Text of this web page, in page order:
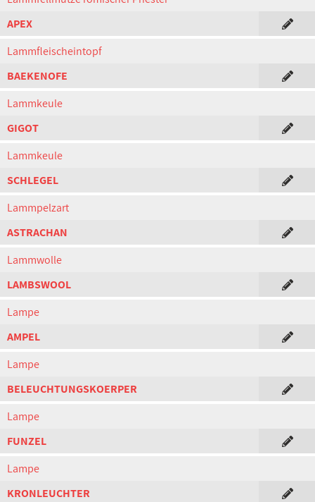
APEX
Lammfleischeintopf
BAEKENOFE
Lammkeule
GIGOT
Lammkeule
SCHLEGEL
Lammpelzart
ASTRACHAN
Lammwolle
LAMBSWOOL
Lampe
AMPEL
Lampe
BELEUCHTUNGSKOERPER
Lampe
FUNZEL
Lampe
KRONLEUCHTER